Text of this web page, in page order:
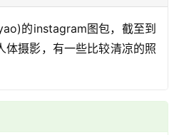
的instagram图包，截至到
摄影，有一些比较清凉的照